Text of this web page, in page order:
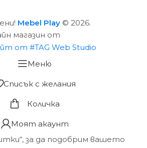
Mebel Play © 2026.
магазин от
Меню
Списък с желания
Количка
Моят акаунт
за да подобрим вашето